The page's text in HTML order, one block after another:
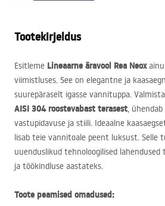
Tootekirjeldus
Esitleme Lineaarne äravool Rea Neox
viimistluses. See on elegantne ja
suurepäraselt igasse vannituppa.
AISI 304 roostevabast terasest, ühendab
vastupidavuse ja stiili. Ideaalne
lisab teie vannitoale peent luksust. Selle
uuenduslikud tehnoloogilised lahendused
ja töökindluse aastateks.
Toote peamised omadused: